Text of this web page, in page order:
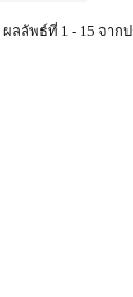
ผลลัพธ์ที่ 1 - 15 จาก